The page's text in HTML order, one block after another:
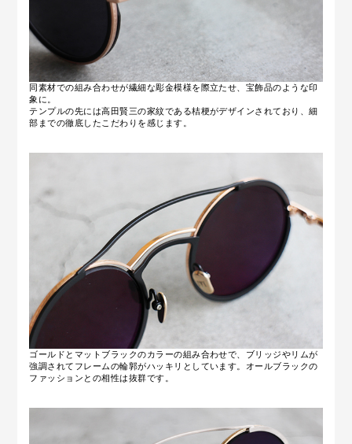
同素材での組み合わせが繊細な彫金模様を際立たせ、宝飾品のような印
象に。
テンプルの先には高田賢三の家紋である桔梗がデザインされており、細
部までの徹底したこだわりを感じます。
ゴールドとマットブラックのカラーの組み合わせで、ブリッジやリムが
強調されてフレームの輪郭がハッキリとしています。オールブラックの
ファッションとの相性は抜群です。